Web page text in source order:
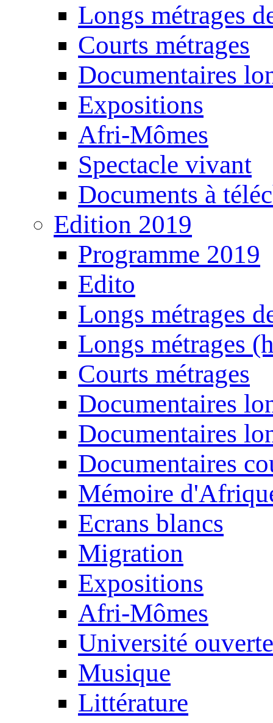
Longs métrages
Courts métrages
Documentaires
Expositions
Afri-Mômes
Spectacle vivant
Documents à
Edition 2019
Programme 2019
Edito
Longs métrages
Longs métrages
Courts métrages
Documentaires
Documentaires
Documentaires
Mémoire
Ecrans blancs
Migration
Expositions
Afri-Mômes
Université ouverte
Musique
Littérature